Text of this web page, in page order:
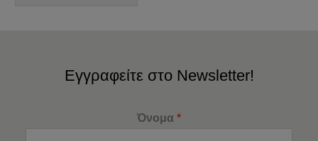
Εγγραφείτε στο Newsletter!
Όνομα *